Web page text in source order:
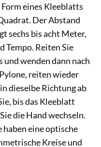
eines Kleeblatts
Der Abstand
sechs bis acht Meter,
Tempo. Reiten Sie
wenden dann nach
reiten wieder
dieselbe Richtung ab
bis das Kleeblatt
die Hand wechseln.
eine optische
Kreise und